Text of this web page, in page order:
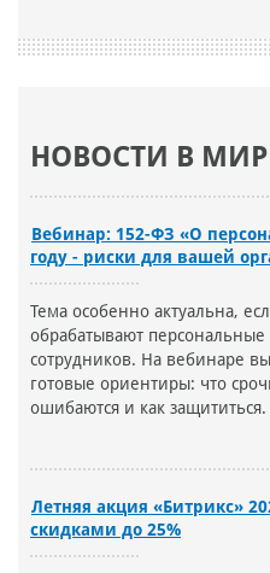
НОВОСТИ В
Вебинар: 152-ФЗ «О
году - риски для вашей
Тема особенно актуальна,
обрабатывают
сотрудников. На вебинаре
готовые ориентиры: что
ошибаются и как защититься.
Летняя акция «Битрикс»
скидками до 25%